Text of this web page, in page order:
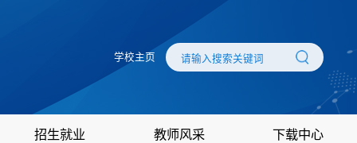
学校主页
招生就业 教师风采 下载中心